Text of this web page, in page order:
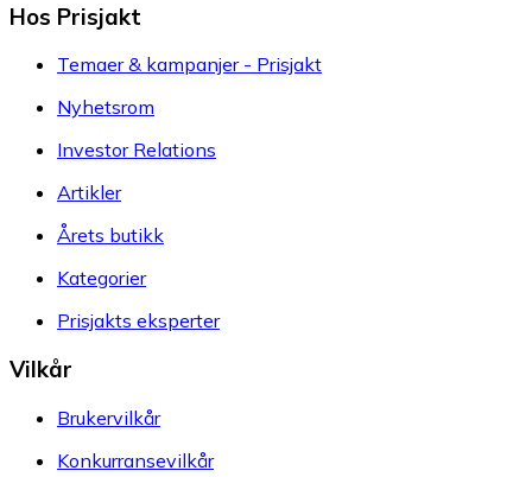
Hos Prisjakt
Temaer & kampanjer - Prisjakt
Nyhetsrom
Investor Relations
Artikler
Årets butikk
Kategorier
Prisjakts eksperter
Vilkår
Brukervilkår
Konkurransevilkår